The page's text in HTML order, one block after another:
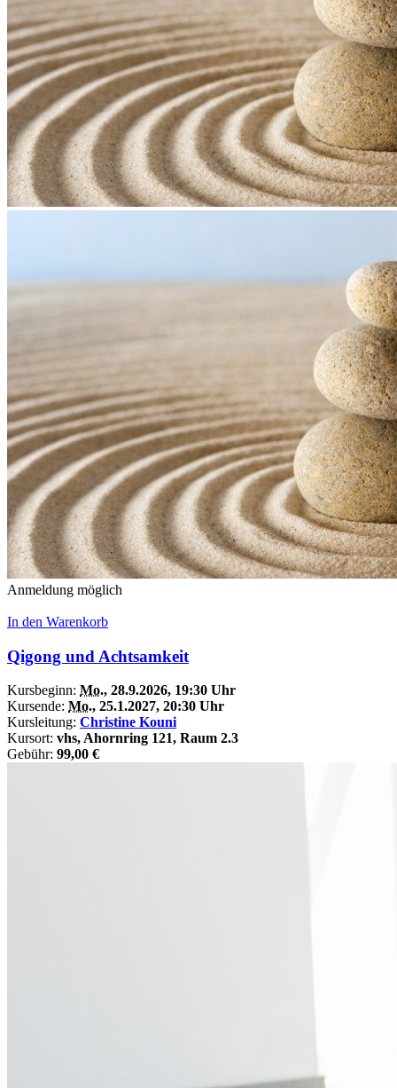
Anmeldung möglich
In den Warenkorb
Qigong und Achtsamkeit
Kursbeginn: Mo., 28.9.2026, 19:30 Uhr
Kursende: Mo., 25.1.2027, 20:30 Uhr
Kursleitung: Christine Kouni
Kursort: vhs, Ahornring 121, Raum 2.3
Gebühr: 99,00 €